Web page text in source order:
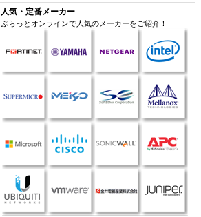
人気・定番メーカー
ぷらっとオンラインで人気のメーカーをご紹介！